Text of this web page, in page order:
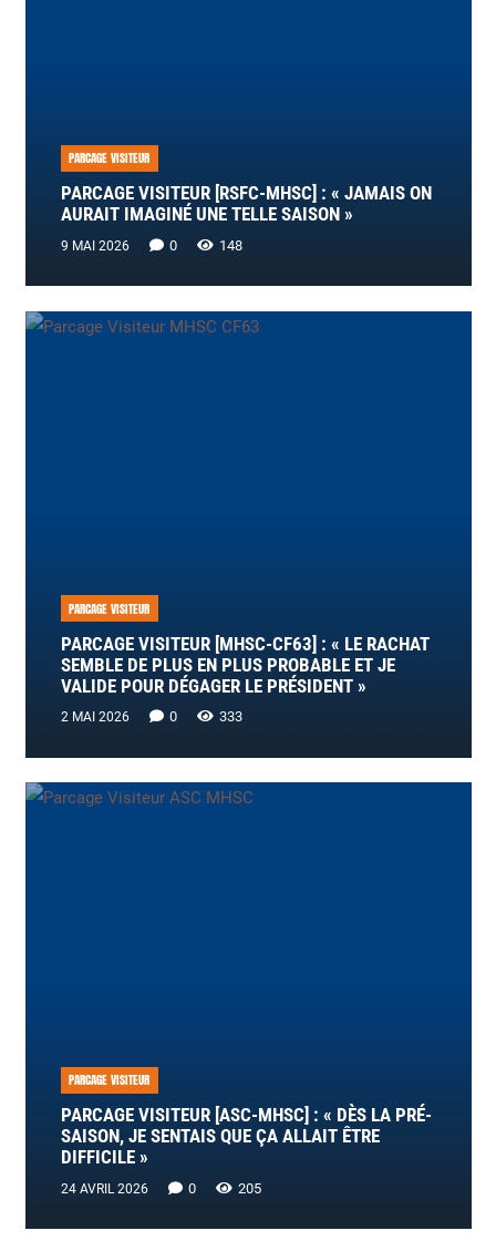
PARCAGE VISITEUR
PARCAGE VISITEUR [RSFC-MHSC] : « JAMAIS ON
AURAIT IMAGINÉ UNE TELLE SAISON »
9 MAI 2026 0 148
PARCAGE VISITEUR
PARCAGE VISITEUR [MHSC-CF63] : « LE RACHAT
SEMBLE DE PLUS EN PLUS PROBABLE ET JE
VALIDE POUR DÉGAGER LE PRÉSIDENT »
2 MAI 2026 0 333
PARCAGE VISITEUR
PARCAGE VISITEUR [ASC-MHSC] : « DÈS LA PRÉ-
SAISON, JE SENTAIS QUE ÇA ALLAIT ÊTRE
DIFFICILE »
24 AVRIL 2026 0 205